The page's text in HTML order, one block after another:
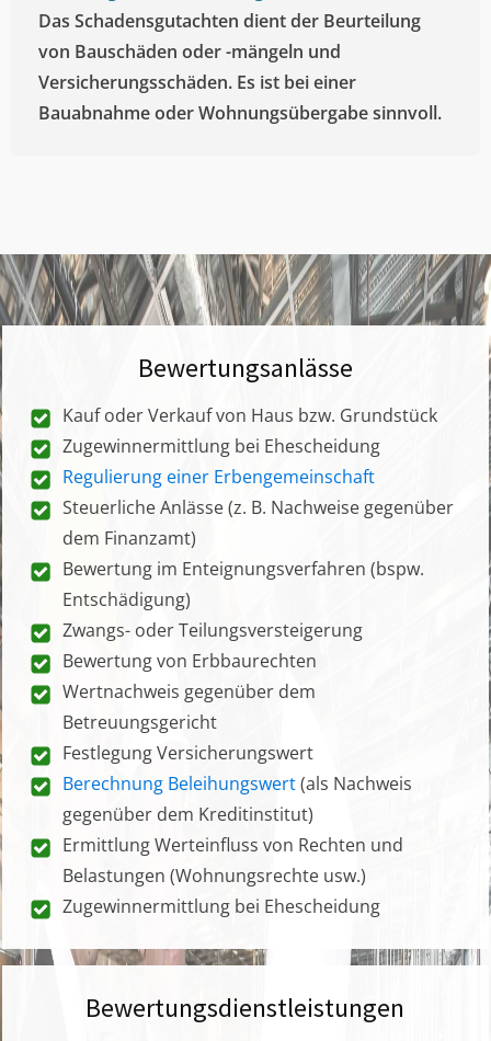
Das Schadensgutachten dient der Beurteilung
von Bauschäden oder -mängeln und
Versicherungsschäden. Es ist bei einer
Bauabnahme oder Wohnungsübergabe sinnvoll.
Bewertungsanlässe
Kauf oder Verkauf von Haus bzw. Grundstück
Zugewinnermittlung bei Ehescheidung
Regulierung einer Erbengemeinschaft
Steuerliche Anlässe (z. B. Nachweise gegenüber
dem Finanzamt)
Bewertung im Enteignungsverfahren (bspw.
Entschädigung)
Zwangs- oder Teilungsversteigerung
Bewertung von Erbbaurechten
Wertnachweis gegenüber dem
Betreuungsgericht
Festlegung Versicherungswert
Berechnung Beleihungswert(als Nachweis
gegenüber dem Kreditinstitut)
Ermittlung Werteinfluss von Rechten und
Belastungen (Wohnungsrechte usw.)
Zugewinnermittlung bei Ehescheidung
Bewertungsdienstleistungen